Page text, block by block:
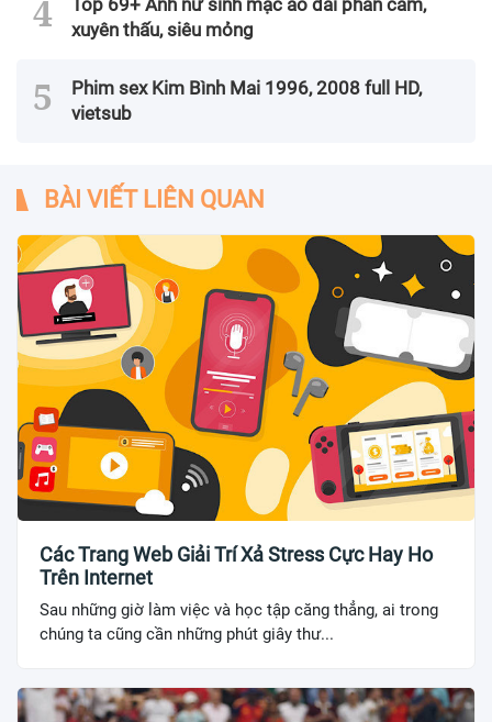
Top 69+ Ảnh nữ sinh mặc áo dài phản cảm,
xuyên thấu, siêu mỏng
Phim sex Kim Bình Mai 1996, 2008 full HD,
vietsub
BÀI VIẾT LIÊN QUAN
Các Trang Web Giải Trí Xả Stress Cực Hay Ho
Trên Internet
Sau những giờ làm việc và học tập căng thẳng, ai trong
chúng ta cũng cần những phút giây thư...